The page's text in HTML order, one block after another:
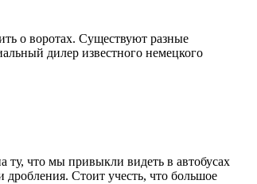
о воротах. Существуют разные
дилер известного немецкого
ту, что мы привыкли видеть в автобусах
Стоит учесть, что большое